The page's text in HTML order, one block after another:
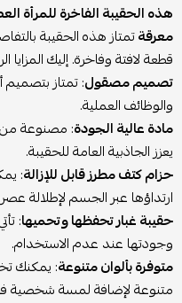
هذه الحقيبة الفاخرة للمرأة
معرقةتمتاز هذه الحقيبة
قطعة لافتة وفاخرة. إليك المزايا
تصميم مصقول: تمتاز
والوظائف العملية.
مادة عالية الجودة: مصنوعة من
يعزز الجاذبية العامة للحقيبة.
حزام كتف مطرز قابل للإزالة:
ارتداؤها عبر الجسم لإطلالة
حقيبة غبار تحفظها وتحميها:
وجودتها عند عدم الاستخدام.
متوفرة بألوان متنوعة: يمكنك
متنوعة لإضافة لمسة شخصية